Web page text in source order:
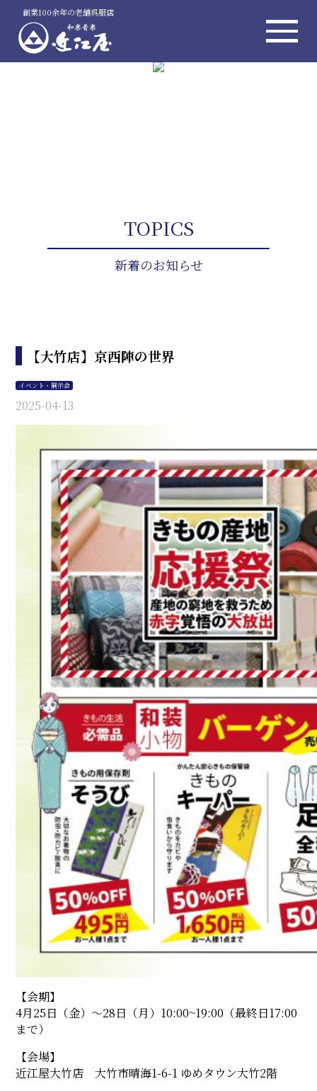
創業100余年の老舗呉服店
TOPICS
新着のお知らせ
【大竹店】京西陣の世界
イベント・展示会
2025-04-13
【会期】
4月25日（金）〜28日（月）10:00~19:00（最終日17:00
まで）
【会場】
近江屋大竹店 大竹市晴海1-6-1 ゆめタウン大竹2階